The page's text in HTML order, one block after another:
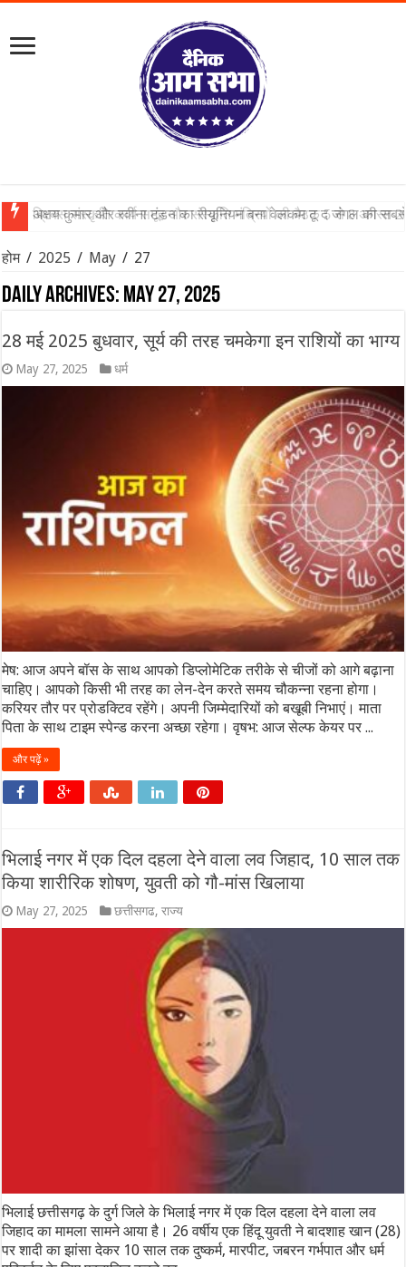
अक्षय कुमार और रवीना टंडन का रीयूनियन बना वेलकम टू द जंगल की
होम / 2025 / May / 27
Daily Archives: May 27, 2025
28 मई 2025 बुधवार, सूर्य की तरह चमकेगा इन राशियों का भाग्य
May 27, 2025 धर्म
मेष: आज अपने बॉस के साथ आपको डिप्लोमेटिक तरीके से चीजों को आगे बढ़ाना
चाहिए। आपको किसी भी तरह का लेन-देन करते समय चौकन्ना रहना होगा।
करियर तौर पर प्रोडक्टिव रहेंगे। अपनी जिम्मेदारियों को बखूबी निभाएं। माता
पिता के साथ टाइम स्पेन्ड करना अच्छा रहेगा। वृषभ: आज सेल्फ केयर पर ...
और पढ़ें »
भिलाई नगर में एक दिल दहला देने वाला लव जिहाद, 10 साल तक
किया शारीरिक शोषण, युवती को गौ-मांस खिलाया
May 27, 2025 छत्तीसगढ,राज्य
भिलाई छत्तीसगढ़ के दुर्ग जिले के भिलाई नगर में एक दिल दहला देने वाला लव
जिहाद का मामला सामने आया है। 26 वर्षीय एक हिंदू युवती ने बादशाह खान (28)
पर शादी का झांसा देकर 10 साल तक दुष्कर्म, मारपीट, जबरन गर्भपात और धर्म